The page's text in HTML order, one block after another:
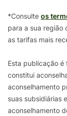
*Consulte os
para a sua região
as tarifas mais
Esta publicação
constitui
aconselhamento
suas subsidiárias
aconselhamento